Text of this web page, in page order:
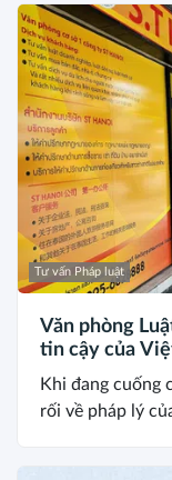
Tư vấn Pháp luật
Văn phòng
tin cậy của
Khi đang cuống
rối về pháp lý